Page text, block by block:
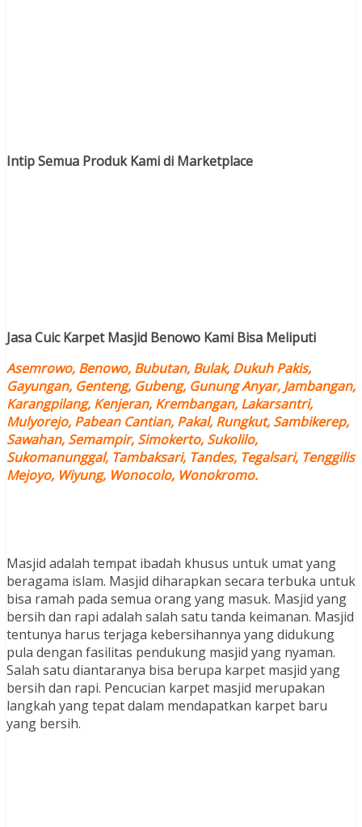
Intip Semua Produk Kami di Marketplace
Jasa Cuic Karpet Masjid Benowo Kami Bisa Meliputi
Asemrowo, Benowo, Bubutan, Bulak, Dukuh Pakis,
Gayungan, Genteng, Gubeng, Gunung Anyar, Jambangan,
Karangpilang, Kenjeran, Krembangan, Lakarsantri,
Mulyorejo, Pabean Cantian, Pakal, Rungkut, Sambikerep,
Sawahan, Semampir, Simokerto, Sukolilo,
Sukomanunggal, Tambaksari, Tandes, Tegalsari, Tenggilis
Mejoyo, Wiyung, Wonocolo, Wonokromo.
Masjid adalah tempat ibadah khusus untuk umat yang
beragama islam. Masjid diharapkan secara terbuka untuk
bisa ramah pada semua orang yang masuk. Masjid yang
bersih dan rapi adalah salah satu tanda keimanan. Masjid
tentunya harus terjaga kebersihannya yang didukung
pula dengan fasilitas pendukung masjid yang nyaman.
Salah satu diantaranya bisa berupa karpet masjid yang
bersih dan rapi. Pencucian karpet masjid merupakan
langkah yang tepat dalam mendapatkan karpet baru
yang bersih.